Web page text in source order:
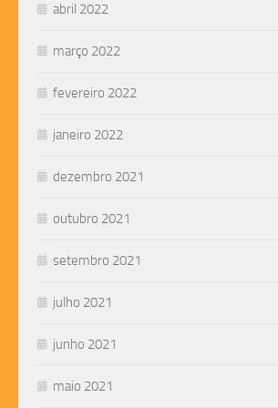
abril 2022
março 2022
fevereiro 2022
janeiro 2022
dezembro 2021
outubro 2021
setembro 2021
julho 2021
junho 2021
maio 2021